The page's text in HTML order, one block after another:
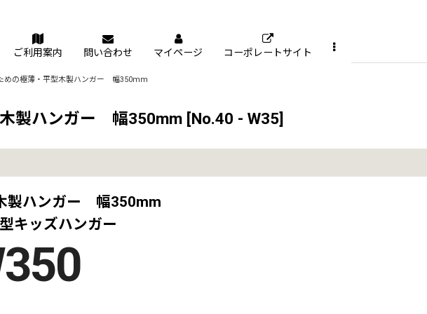
ご利用案内 問い合わせ マイページ コーポレートサイト
めの極薄・平型木製ハンガー 幅350mm
製ハンガー 幅350mm [No.40 - W35]
製ハンガー 幅350mm
キッズハンガー